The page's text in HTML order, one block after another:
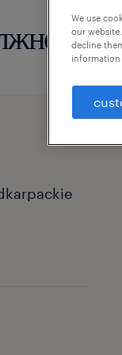
We use
our
decline
information